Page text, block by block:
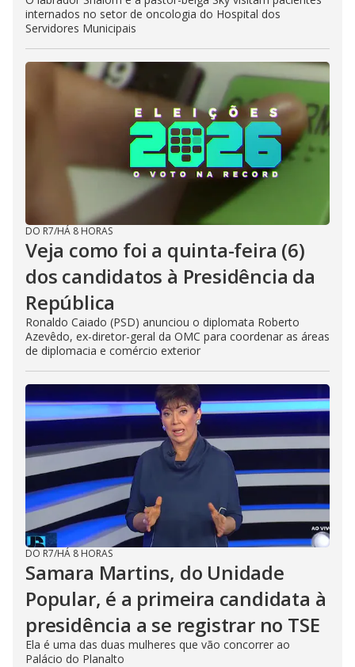
internados no setor de oncologia do Hospital dos
Servidores Municipais
DO R7/HÁ 8 HORAS
Veja como foi a quinta-feira (6)
dos candidatos à Presidência da
República
Ronaldo Caiado (PSD) anunciou o diplomata Roberto
Azevêdo, ex-diretor-geral da OMC para coordenar as áreas
de diplomacia e comércio exterior
DO R7/HÁ 8 HORAS
Samara Martins, do Unidade
Popular, é a primeira candidata à
presidência a se registrar no TSE
Ela é uma das duas mulheres que vão concorrer ao
Palácio do Planalto